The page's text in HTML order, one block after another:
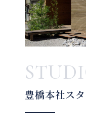
豊橋本社ス